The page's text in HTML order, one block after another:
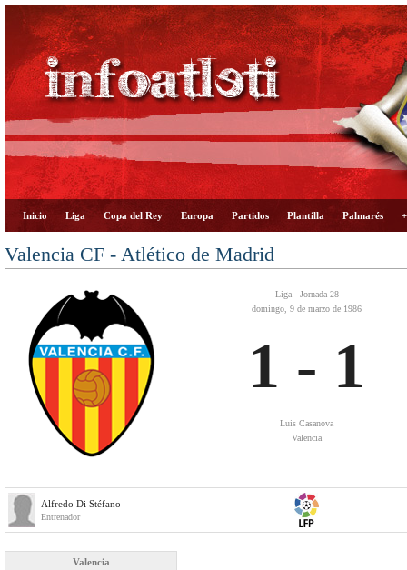
Inicio Liga Copa del Rey Europa Partidos Plantilla Palmarés
Valencia CF - Atlético de Madrid
Liga - Jornada 28
domingo, 9 de marzo de 1986
1 - 1
Luis Casanova
Valencia
Alfredo Di Stéfano
Entrenador
Valencia